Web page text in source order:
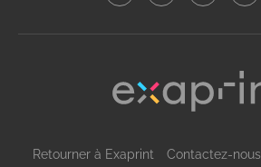
Retourner à Exaprint Contactez-nous